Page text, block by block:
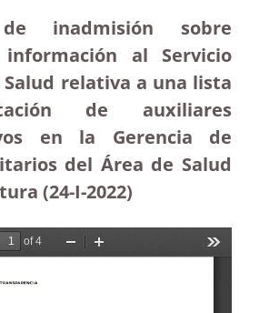
de inadmisión sobre
al Servicio
Salud relativa a una lista
de auxiliares
en la Gerencia de
del Área de Salud
(24-I-2022)